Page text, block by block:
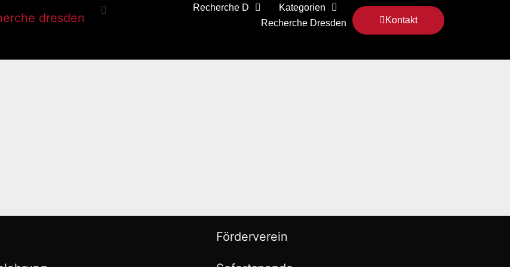
Kontakt
Recherche D
Kategorien
Recherche Dresden
Förderverein